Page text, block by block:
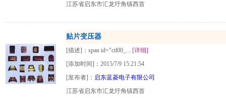
江苏省启东市汇龙圩角镇西首
贴片变压器
[描述]：span id="ctl00_... [详细]
[添加时间]：2015/7/9 15:21:54
[发布者]： 启东蓝菱电子有限公司
江苏省启东市汇龙圩角镇西首